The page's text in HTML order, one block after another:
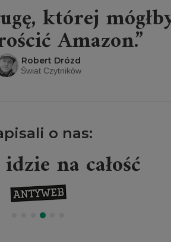
której
Amazon.”
Robert Drózd
Świat Czytników
o nas:
na całość